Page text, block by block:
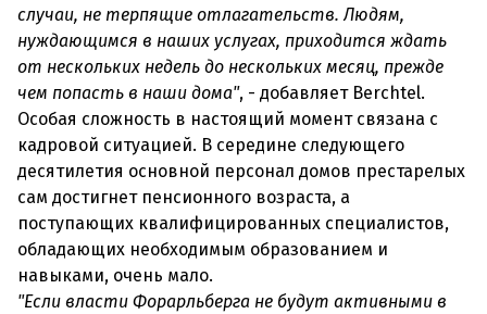
случаи, не терпящие отлагательств. Людям,
нуждающимся в наших услугах, приходится ждать
от нескольких недель до нескольких месяц, прежде
чем попасть в наши дома", - добавляет Berchtel.
Особая сложность в настоящий момент связана с
кадровой ситуацией. В середине следующего
десятилетия основной персонал домов престарелых
сам достигнет пенсионного возраста, а
поступающих квалифицированных специалистов,
обладающих необходимым образованием и
"Если власти Форарльберга не будут активными в